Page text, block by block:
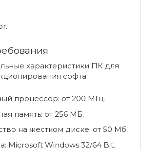
характеристики ПК для
софта:
процессор: от 200 МГц.
память: от 256 МБ.
на жестком диске: от 50 Мб.
Microsoft Windows 32/64 Bit.